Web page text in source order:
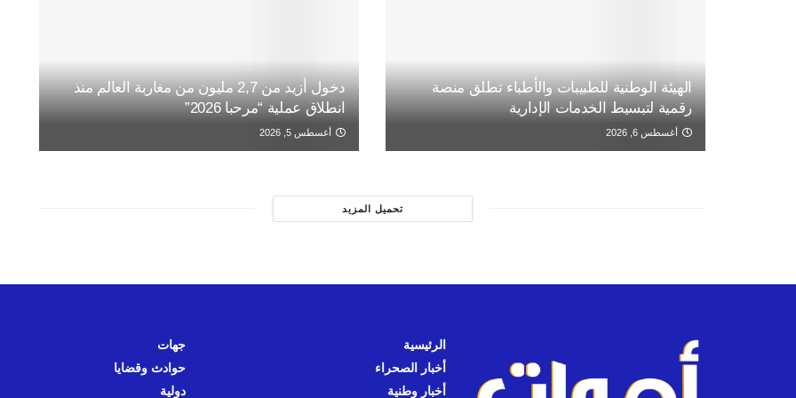
الهيئة الوطنية للطبيبات والأطباء تطلق منصة
رقمية لتبسيط الخدمات الإدارية
أغسطس 6, 2026
دخول أزيد من 2,7 مليون من مغاربة العالم منذ
انطلاق عملية “مرحبا 2026”
أغسطس 5, 2026
تحميل المزيد
الرئيسية
أخبار الصحراء
أخبار وطنية
جهات
حوادث وقضايا
دولية